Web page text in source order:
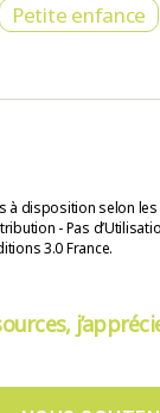
Petite enfance
à disposition selon les
- Pas
3.0 France.